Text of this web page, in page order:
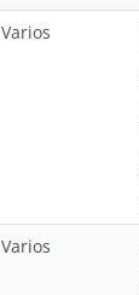
Varios
Varios